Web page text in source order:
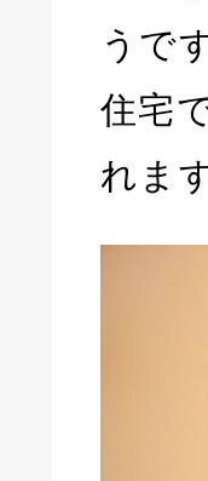
うで
住宅
れま